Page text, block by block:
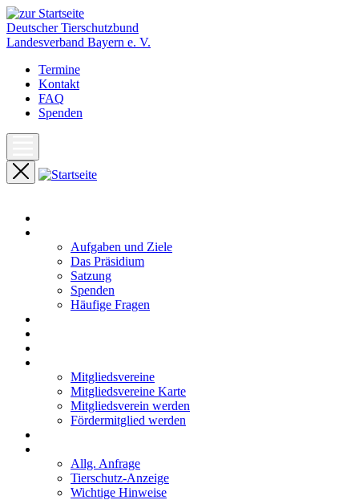
Deutscher Tierschutzbund
Landesverband Bayern e. V.
Termine
Kontakt
FAQ
Spenden
Aufgaben und Ziele
Das Präsidium
Satzung
Spenden
Häufige Fragen
Mitgliedsvereine
Mitgliedsvereine Karte
Mitgliedsverein werden
Fördermitglied werden
Allg. Anfrage
Tierschutz-Anzeige
Wichtige Hinweise